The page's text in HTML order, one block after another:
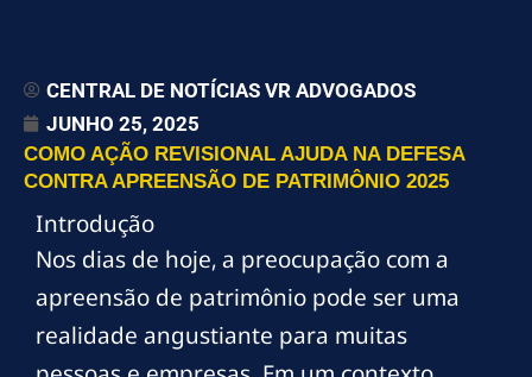
CENTRAL DE NOTÍCIAS VR ADVOGADOS
JUNHO 25, 2025
COMO AÇÃO REVISIONAL AJUDA NA DEFESA
CONTRA APREENSÃO DE PATRIMÔNIO 2025
Introdução
Nos dias de hoje, a preocupação com a
apreensão de patrimônio pode ser uma
realidade angustiante para muitas